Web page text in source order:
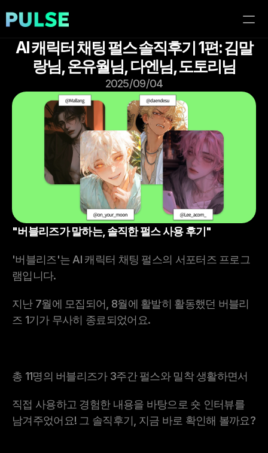
이벤트
블로그
이용가이드
AI 캐릭터 채팅 펄스 솔직후기 1편: 김말
랑님, 온유월님, 다엔님, 도토리님
2025/09/04
"버블리즈가 말하는, 솔직한 펄스 사용 후기"
'버블리즈'는 AI 캐릭터 채팅 펄스의 서포터즈 프로그
램입니다.
지난 7월에 모집되어, 8월에 활발히 활동했던 버블리
즈 1기가 무사히 종료되었어요.
총 11명의 버블리즈가 3주간 펄스와 밀착 생활하면서
직접 사용하고 경험한 내용을 바탕으로 숏 인터뷰를
남겨주었어요! 그 솔직후기, 지금 바로 확인해 볼까요?